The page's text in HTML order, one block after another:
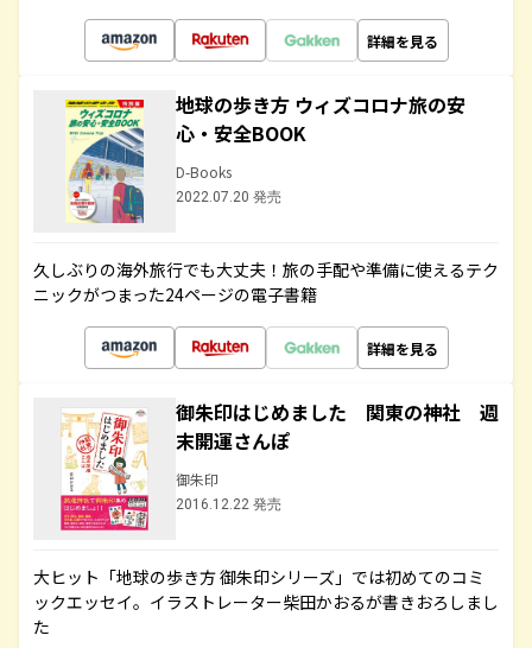
詳細を見る
地球の歩き方 ウィズコロナ旅の安
心・安全BOOK
D-Books
2022.07.20 発売
久しぶりの海外旅行でも大丈夫！旅の手配や準備に使えるテク
ニックがつまった24ページの電子書籍
詳細を見る
御朱印はじめました 関東の神社 週
末開運さんぽ
御朱印
2016.12.22 発売
大ヒット「地球の歩き方 御朱印シリーズ」では初めてのコミ
ックエッセイ。イラストレーター柴田かおるが書きおろしまし
た